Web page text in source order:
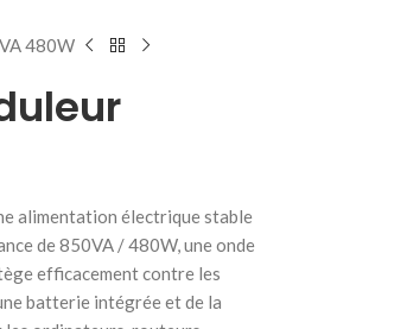
480W
alimentation électrique stable
de 850VA / 480W, une onde
efficacement contre les
batterie intégrée et de la